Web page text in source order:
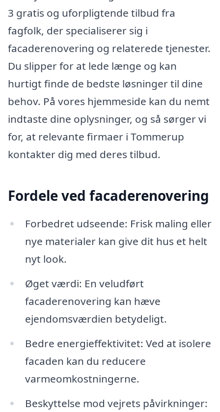
3 gratis og uforpligtende tilbud fra
fagfolk, der specialiserer sig i
facaderenovering og relaterede tjenester.
Du slipper for at lede længe og kan
hurtigt finde de bedste løsninger til dine
behov. På vores hjemmeside kan du nemt
indtaste dine oplysninger, og så sørger vi
for, at relevante firmaer i Tommerup
kontakter dig med deres tilbud.
Fordele ved facaderenovering
Forbedret udseende: Frisk maling eller
nye materialer kan give dit hus et helt
nyt look.
Øget værdi: En veludført
facaderenovering kan hæve
ejendomsværdien betydeligt.
Bedre energieffektivitet: Ved at isolere
facaden kan du reducere
varmeomkostningerne.
Beskyttelse mod vejrets påvirkninger: